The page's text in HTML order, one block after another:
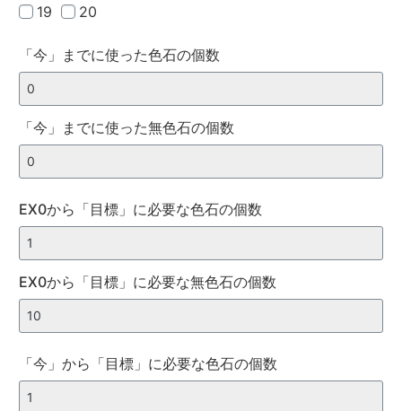
19
20
「今」までに使った色石の個数
「今」までに使った無色石の個数
EX0から「目標」に必要な色石の個数
EX0から「目標」に必要な無色石の個数
「今」から「目標」に必要な色石の個数